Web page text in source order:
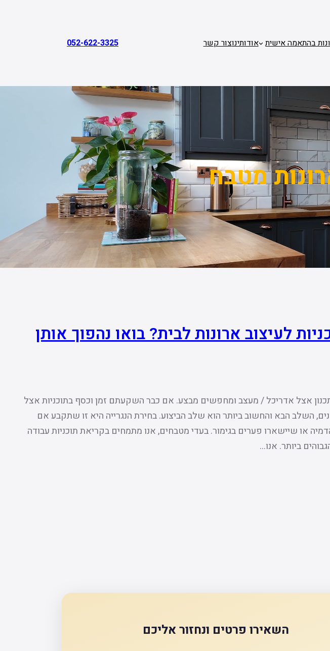
בהתאמה אישית אודותינוצור קשר 052-622-3325
מטבח
לעיצוב ארונות לבית? בואו נהפוך אותן
אצל אדריכל / מעצב ומחפשים מבצע. אם כבר השקעתם זמן וכסף בתוכניות אצל
השלב הבא והחשוב ביותר הוא שלב הביצוע. בחירת הנגרייה היא זו שתקבע אם
או שיישארו פערים בגימור. בעדי מטבחים, אנו מתמחים בקריאת תוכניות עבודה
ביותר. אנו…
השאירו פרטים ונחזור אליכם